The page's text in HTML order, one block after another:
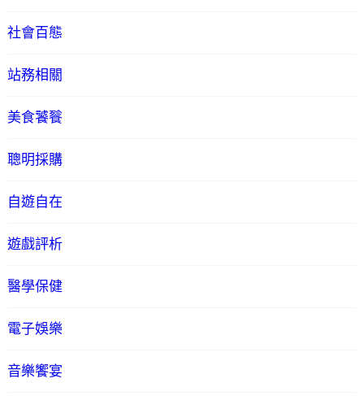
社會百態
站務相關
美食饕餮
聰明採購
自遊自在
遊戲評析
醫學保健
電子娛樂
音樂饗宴